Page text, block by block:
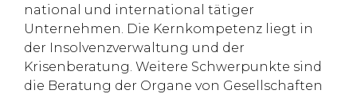
national und international tätiger
Unternehmen. Die Kernkompetenz liegt in
der Insolvenzverwaltung und der
Krisenberatung. Weitere Schwerpunkte sind
die Beratung der Organe von Gesellschaften